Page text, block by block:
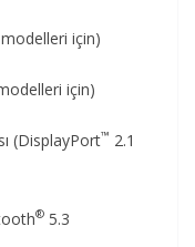
için)
için)
(DisplayPort™ 2.1
® 5.3